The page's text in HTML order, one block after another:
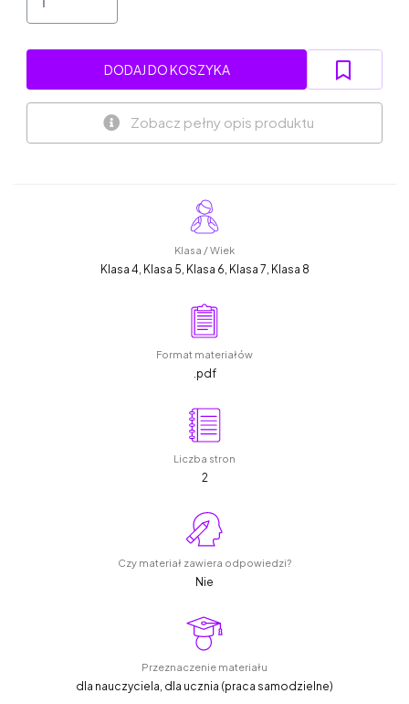
DODAJ DO KOSZYKA
Zobacz pełny opis produktu
Klasa / Wiek
Klasa 4, Klasa 5, Klasa 6, Klasa 7, Klasa 8
Format materiałów
.pdf
Liczba stron
2
Czy materiał zawiera odpowiedzi?
Nie
Przeznaczenie materiału
dla nauczyciela, dla ucznia (praca samodzielne)